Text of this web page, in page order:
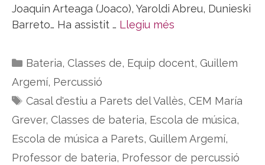
Joaquin Arteaga (Joaco), Yaroldi Abreu, Dunieski
Barreto… Ha assistit … Llegiu més
Categories
Bateria, Classes de, Equip docent, Guillem
Argemí, Percussió
Etiquetes
Casal d'estiu a Parets del Vallès, CEM María
Grever, Classes de bateria, Escola de música,
Escola de música a Parets, Guillem Argemí,
Professor de bateria, Professor de percussió